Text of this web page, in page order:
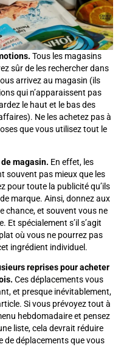
Tous les magasins
sûr de les rechercher dans
arrivez au magasin (ils
qui n’apparaissent pas
le haut et le bas des
Ne les achetez pas à
que vous utilisez tout le
magasin. En effet, les
souvent pas mieux que les
pour toute la publicité qu’ils
marque. Ainsi, donnez aux
chance, et souvent vous ne
Et spécialement s’il s’agit
où vous ne pourrez pas
ingrédient individuel.
reprises pour acheter
Ces déplacements vous
et presque inévitablement,
Si vous prévoyez tout à
hebdomadaire et pensez
liste, cela devrait réduire
de déplacements que vous